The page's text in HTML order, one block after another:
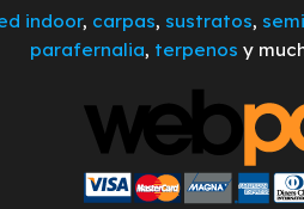
indoor, carpas, sustratos,
parafernalia, terpenos y